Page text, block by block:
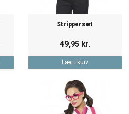
Strippersæt
49,95 kr.
Læg i kurv